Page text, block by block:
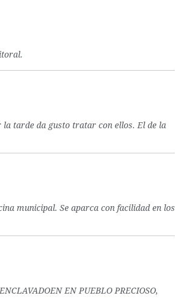
la tarde da gusto tratar con ellos. El de la
municipal. Se aparca con facilidad en los
EN PUEBLO PRECIOSO,